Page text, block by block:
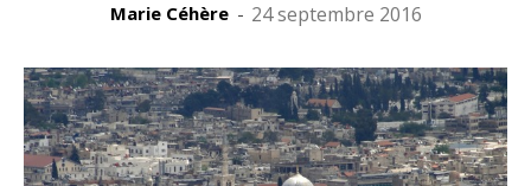
Marie Céhère - 24 septembre 2016